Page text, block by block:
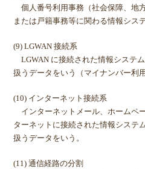
個人番号利用事務（社会保障、地
または戸籍事務等に関わる情報シス
(9) LGWAN 接続系
LGWAN に接続された情報システ
扱うデータをいう（マイナンバー利
(10) インターネット接続系
インターネットメール、ホームペ
ターネットに接続された情報システ
扱うデータをいう。
(11) 通信経路の分割